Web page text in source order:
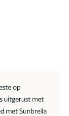
op
uitgerust met
met Sunbrella